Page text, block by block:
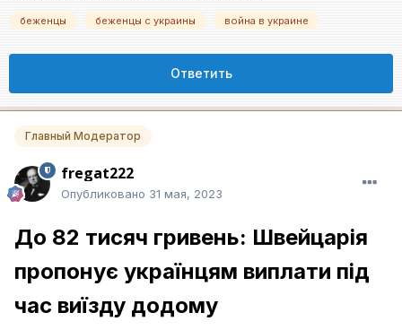
беженцы беженцы с украины война в украине
Ответить
Главный Модератор
fregat222
Опубликовано 31 мая, 2023
До 82 тисяч гривень: Швейцарія
пропонує українцям виплати під
час виїзду додому